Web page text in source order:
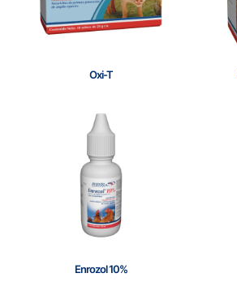
Oxi-T
Enrozol 10%